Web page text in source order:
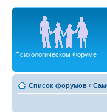
Психологическом Форуме
Список форумов ‹